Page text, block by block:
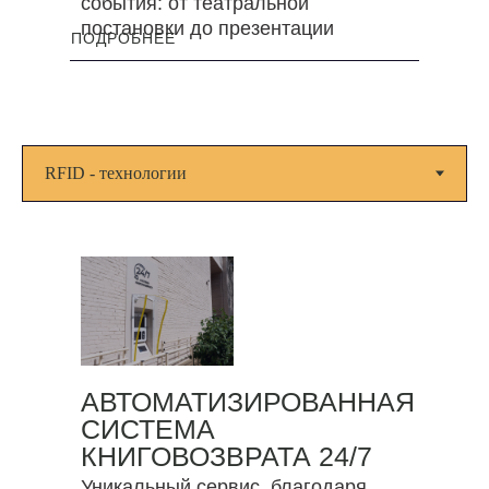
постановки до презентации
ПОДРОБНЕЕ
АВТОМАТИЗИРОВАННАЯ
СИСТЕМА
КНИГОВОЗВРАТА 24/7